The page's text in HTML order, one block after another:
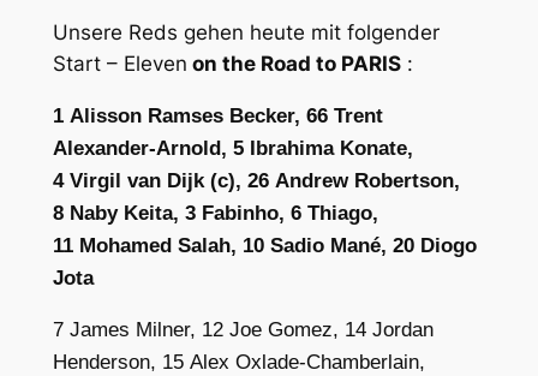
Unsere Reds gehen heute mit folgender
Start – Eleven on the Road to PARIS:
1 Alisson Ramses Becker, 66 Trent
Alexander-Arnold, 5 Ibrahima Konate,
4 Virgil van Dijk (c), 26 Andrew Robertson,
8 Naby Keita, 3 Fabinho, 6 Thiago,
11 Mohamed Salah, 10 Sadio Mané, 20 Diogo
Jota
7 James Milner, 12 Joe Gomez, 14 Jordan
Henderson, 15 Alex Oxlade-Chamberlain,